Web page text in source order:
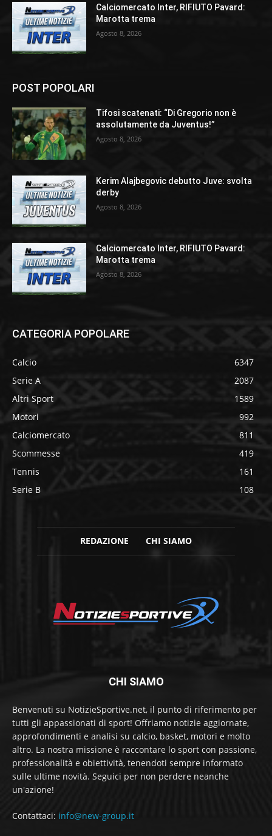
Calciomercato Inter, RIFIUTO Pavard:
Marotta trema
Agosto 8, 2026
POST POPOLARI
Tifosi scatenati: “Di Gregorio non è
assolutamente da Juventus!”
Agosto 8, 2026
Kerim Alajbegovic debutto Juve: svolta
derby
Agosto 8, 2026
Calciomercato Inter, RIFIUTO Pavard:
Marotta trema
Agosto 8, 2026
CATEGORIA POPOLARE
Calcio
6347
Serie A
2087
Altri Sport
1589
Motori
992
Calciomercato
811
Scommesse
419
Tennis
161
Serie B
108
REDAZIONE CHI SIAMO
CHI SIAMO
Benvenuti su NotizieSportive.net, il punto di riferimento per
tutti gli appassionati di sport! Offriamo notizie aggiornate,
approfondimenti e analisi su calcio, basket, motori e molto
altro. La nostra missione è raccontare lo sport con passione,
professionalità e obiettività, tenendoti sempre informato
sulle ultime novità. Seguici per non perdere neanche
un'azione!
Contattaci: info@new-group.it